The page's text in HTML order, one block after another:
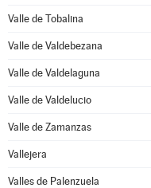
Valle de Tobalina
Valle de Valdebezana
Valle de Valdelaguna
Valle de Valdelucio
Valle de Zamanzas
Vallejera
Valles de Palenzuela